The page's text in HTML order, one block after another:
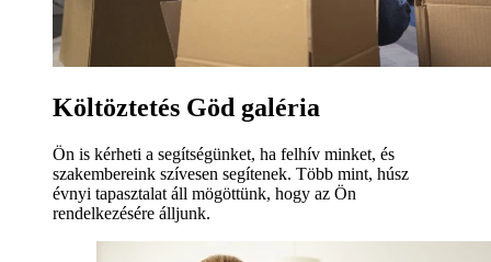
Költöztetés Göd galéria
Ön is kérheti a segítségünket, ha felhív minket, és
szakembereink szívesen segítenek. Több mint, húsz
évnyi tapasztalat áll mögöttünk, hogy az Ön
rendelkezésére álljunk.